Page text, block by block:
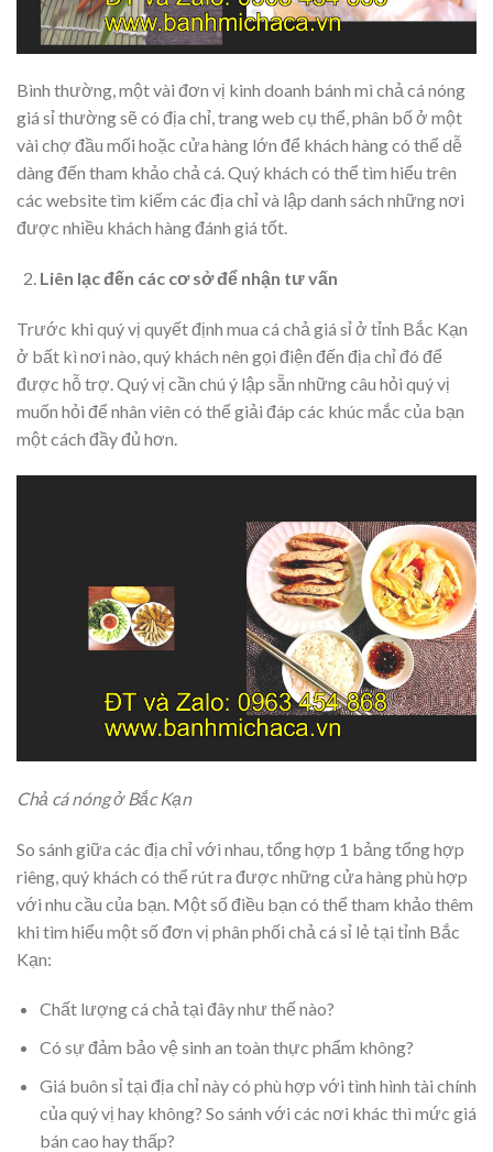
Bình thường, một vài đơn vị kinh doanh bánh mì chả cá nóng
giá sỉ thường sẽ có địa chỉ, trang web cụ thể, phân bố ở một
vài chợ đầu mối hoặc cửa hàng lớn để khách hàng có thể dễ
dàng đến tham khảo chả cá. Quý khách có thể tìm hiểu trên
các website tìm kiếm các địa chỉ và lập danh sách những nơi
được nhiều khách hàng đánh giá tốt.
Liên lạc đến các cơ sở để nhận tư vấn
Trước khi quý vị quyết định mua cá chả giá sỉ ở tỉnh Bắc Kạn
ở bất kì nơi nào, quý khách nên gọi điện đến địa chỉ đó để
được hỗ trợ. Quý vị cần chú ý lập sẵn những câu hỏi quý vị
muốn hỏi để nhân viên có thể giải đáp các khúc mắc của bạn
một cách đầy đủ hơn.
Chả cá nóng ở Bắc Kạn
So sánh giữa các địa chỉ với nhau, tổng hợp 1 bảng tổng hợp
riêng, quý khách có thể rút ra được những cửa hàng phù hợp
với nhu cầu của bạn. Một số điều bạn có thể tham khảo thêm
khi tìm hiểu một số đơn vị phân phối chả cá sỉ lẻ tại tỉnh Bắc
Kạn:
Chất lượng cá chả tại đây như thế nào?
Có sự đảm bảo vệ sinh an toàn thực phẩm không?
Giá buôn sỉ tại địa chỉ này có phù hợp với tình hình tài chính
của quý vị hay không? So sánh với các nơi khác thì mức giá
bán cao hay thấp?